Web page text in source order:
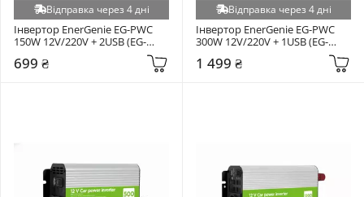
Відправка через 4 дні
Інвертор EnerGenie EG-PWC
150W 12V/220V + 2USB (EG-
699 ₴
Відправка через 4 дні
Інвертор EnerGenie EG-PWC
300W 12V/220V + 1USB (EG-
1 499 ₴